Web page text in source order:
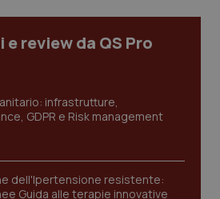
review da QS Pro
infrastrutture,
GDPR e Risk management
dell'Ipertensione resistente:
Guida alle terapie innovative
contribuiscono a rendere fruibile il
funzionalità di base quali la
senza questi cookie.
.youtube.com